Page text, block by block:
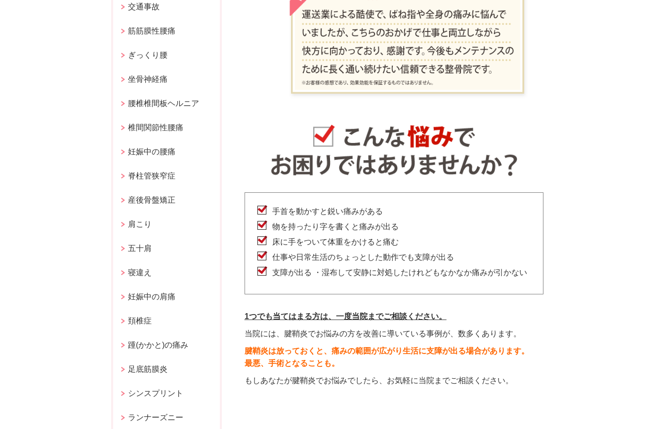
手首を動かすと鋭い痛みがある
物を持ったり字を書くと痛みが出る
床に手をついて体重をかけると痛む
仕事や日常生活のちょっとした動作でも支障が出る
支障が出る ・湿布して安静に対処したけれどもなかなか痛みが引かない
1つでも当てはまる方は、一度当院までご相談ください。
当院には、腱鞘炎でお悩みの方を改善に導いている事例が、数多くあります。
腱鞘炎は放っておくと、痛みの範囲が広がり生活に支障が出る場合があります。
最悪、手術となることも。
もしあなたが腱鞘炎でお悩みでしたら、お気軽に当院までご相談ください。
交通事故
筋筋膜性腰痛
ぎっくり腰
坐骨神経痛
腰椎椎間板ヘルニア
椎間関節性腰痛
妊娠中の腰痛
脊柱管狭窄症
産後骨盤矯正
肩こり
五十肩
寝違え
妊娠中の肩痛
頚椎症
踵(かかと)の痛み
足底筋膜炎
シンスプリント
ランナーズニー